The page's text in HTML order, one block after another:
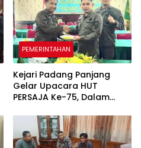
PEMERINTAHAN
Kejari Padang Panjang
Gelar Upacara HUT
PERSAJA Ke-75, Dalam